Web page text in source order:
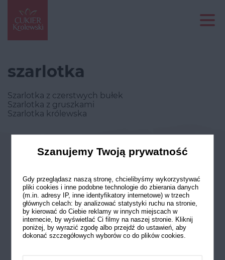
szarlotka
Szarlotka z czerstwych bułek
Szarlotka z gruszkami
Szarlotka królewska
Odwiedź nasze profile w social
Szanujemy Twoją prywatność
Gdy przeglądasz naszą stronę, chcielibyśmy wykorzystywać
pliki cookies i inne podobne technologie do zbierania danych
(m.in. adresy IP, inne identyfikatory internetowe) w trzech
głównych celach: by analizować statystyki ruchu na stronie,
by kierować do Ciebie reklamy w innych miejscach w
internecie, by wyświetlać Ci filmy na naszej stronie. Kliknij
poniżej, by wyrazić zgodę albo przejdź do ustawień, aby
dokonać szczegółowych wyborów co do plików cookies.